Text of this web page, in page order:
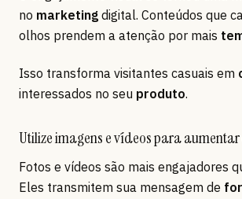
no marketing digital. Conteúdos que
olhos prendem a atenção por mais
Isso transforma visitantes casuais em
interessados no seu produto.
Utilize imagens e vídeos para
Fotos e vídeos são mais engajadores
Eles transmitem sua mensagem de